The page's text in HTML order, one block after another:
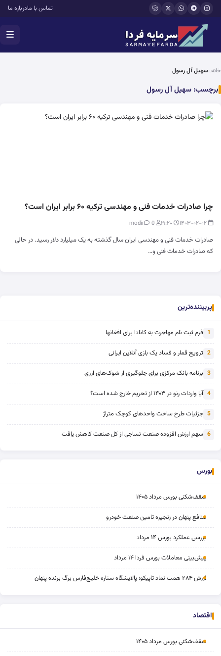
رفتن به محتوای اصلی تماس با مادرباره ما
خانه سهیل آل رسول
برچسب: سهیل آل رسول
چرا صادرات خدمات فنی و مهندسی ترکیه ۶۰ برابر ایران است؟
0
صادرات خدمات فنی و مهندسی ایران سال گذشته به یک میلیارد دلار رسید. در حالی
که صادرات خدمات فنی و…
پربیننده‌ترین
1 فرم ثبت نام مهاجرت به کانادا برای افغانها
2 ترویج قمار و فساد یک بازی آنلاین ایرانی
3 برنامه بانک مرکزی برای جلوگیری از شوک‌های ارزی
4 آیا واردات رنو در ۱۴۰۳ از تحریم خارج شده است؟
5 جزئیات طرح ساخت واحدهای کوچک متراژ
6 سهم ارزش افزوده صنعت نساجی از کل صنعت کاهش یافت
بورس
سقف‌شکنی بورس مرداد ۱۴۰۵
منافع پنهان در زنجیره تامین صنعت خودرو
بررسی عملکرد بورس ۱۴ مرداد
پیش‌بینی معاملات بورس فردا ۱۴ مرداد
ارزش ۲۸۴ همت نماد تاپیکو؛ پالایشگاه ستاره خلیج‌فارس برگ برنده پنهان
اقتصاد
سقف‌شکنی بورس مرداد ۱۴۰۵